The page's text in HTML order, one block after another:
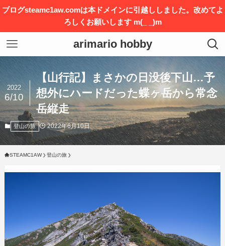
ブログsteamc1aw.comは本ドメインに引越ししました。改めてよ
ろしくお願いします m(_ _)m
arimario hobby
【山行記】まさかの日没後下山…予
想外にハードだった蝶ヶ岳から常念
岳縦走
2022
6/10
登山の旅 2022年6月10日
STEAMC1AW 登山の旅